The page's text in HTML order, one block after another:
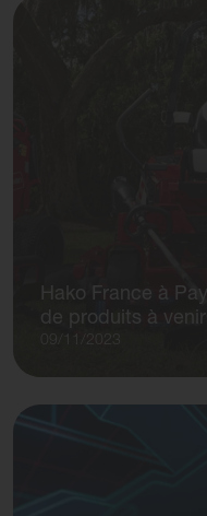
Hako France à
de produits à
09/11/2023